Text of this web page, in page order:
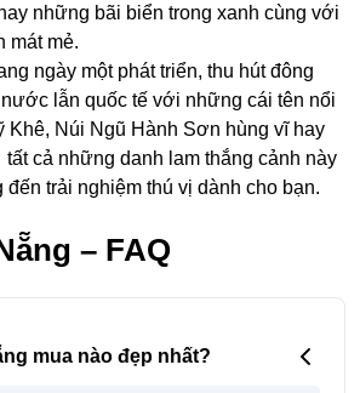
những bãi biển trong xanh cùng với
mát mẻ.
ngày một phát triển, thu hút đông
lẫn quốc tế với những cái tên nổi
Khê, Núi Ngũ Hành Sơn hùng vĩ hay
cả những danh lam thắng cảnh này
đến trải nghiệm thú vị dành cho bạn.
– FAQ
mua nào đẹp nhất?